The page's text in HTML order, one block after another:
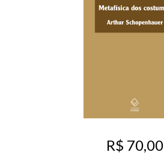
R$ 70,00